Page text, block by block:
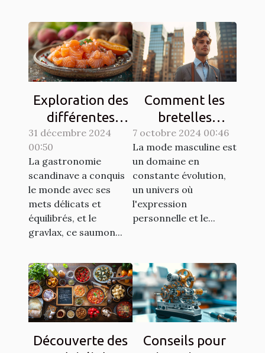
Exploration des
différentes
techniques de
gravlax avec
légumes racines
31 décembre 2024
00:50
La gastronomie
scandinave a conquis
le monde avec ses
mets délicats et
équilibrés, et le
gravlax, ce saumon...
Comment les
bretelles
redéfinissent
l'élégance
masculine
moderne
7 octobre 2024 00:46
La mode masculine est
un domaine en
constante évolution,
un univers où
l'expression
personnelle et le...
Découverte des
Conseils pour